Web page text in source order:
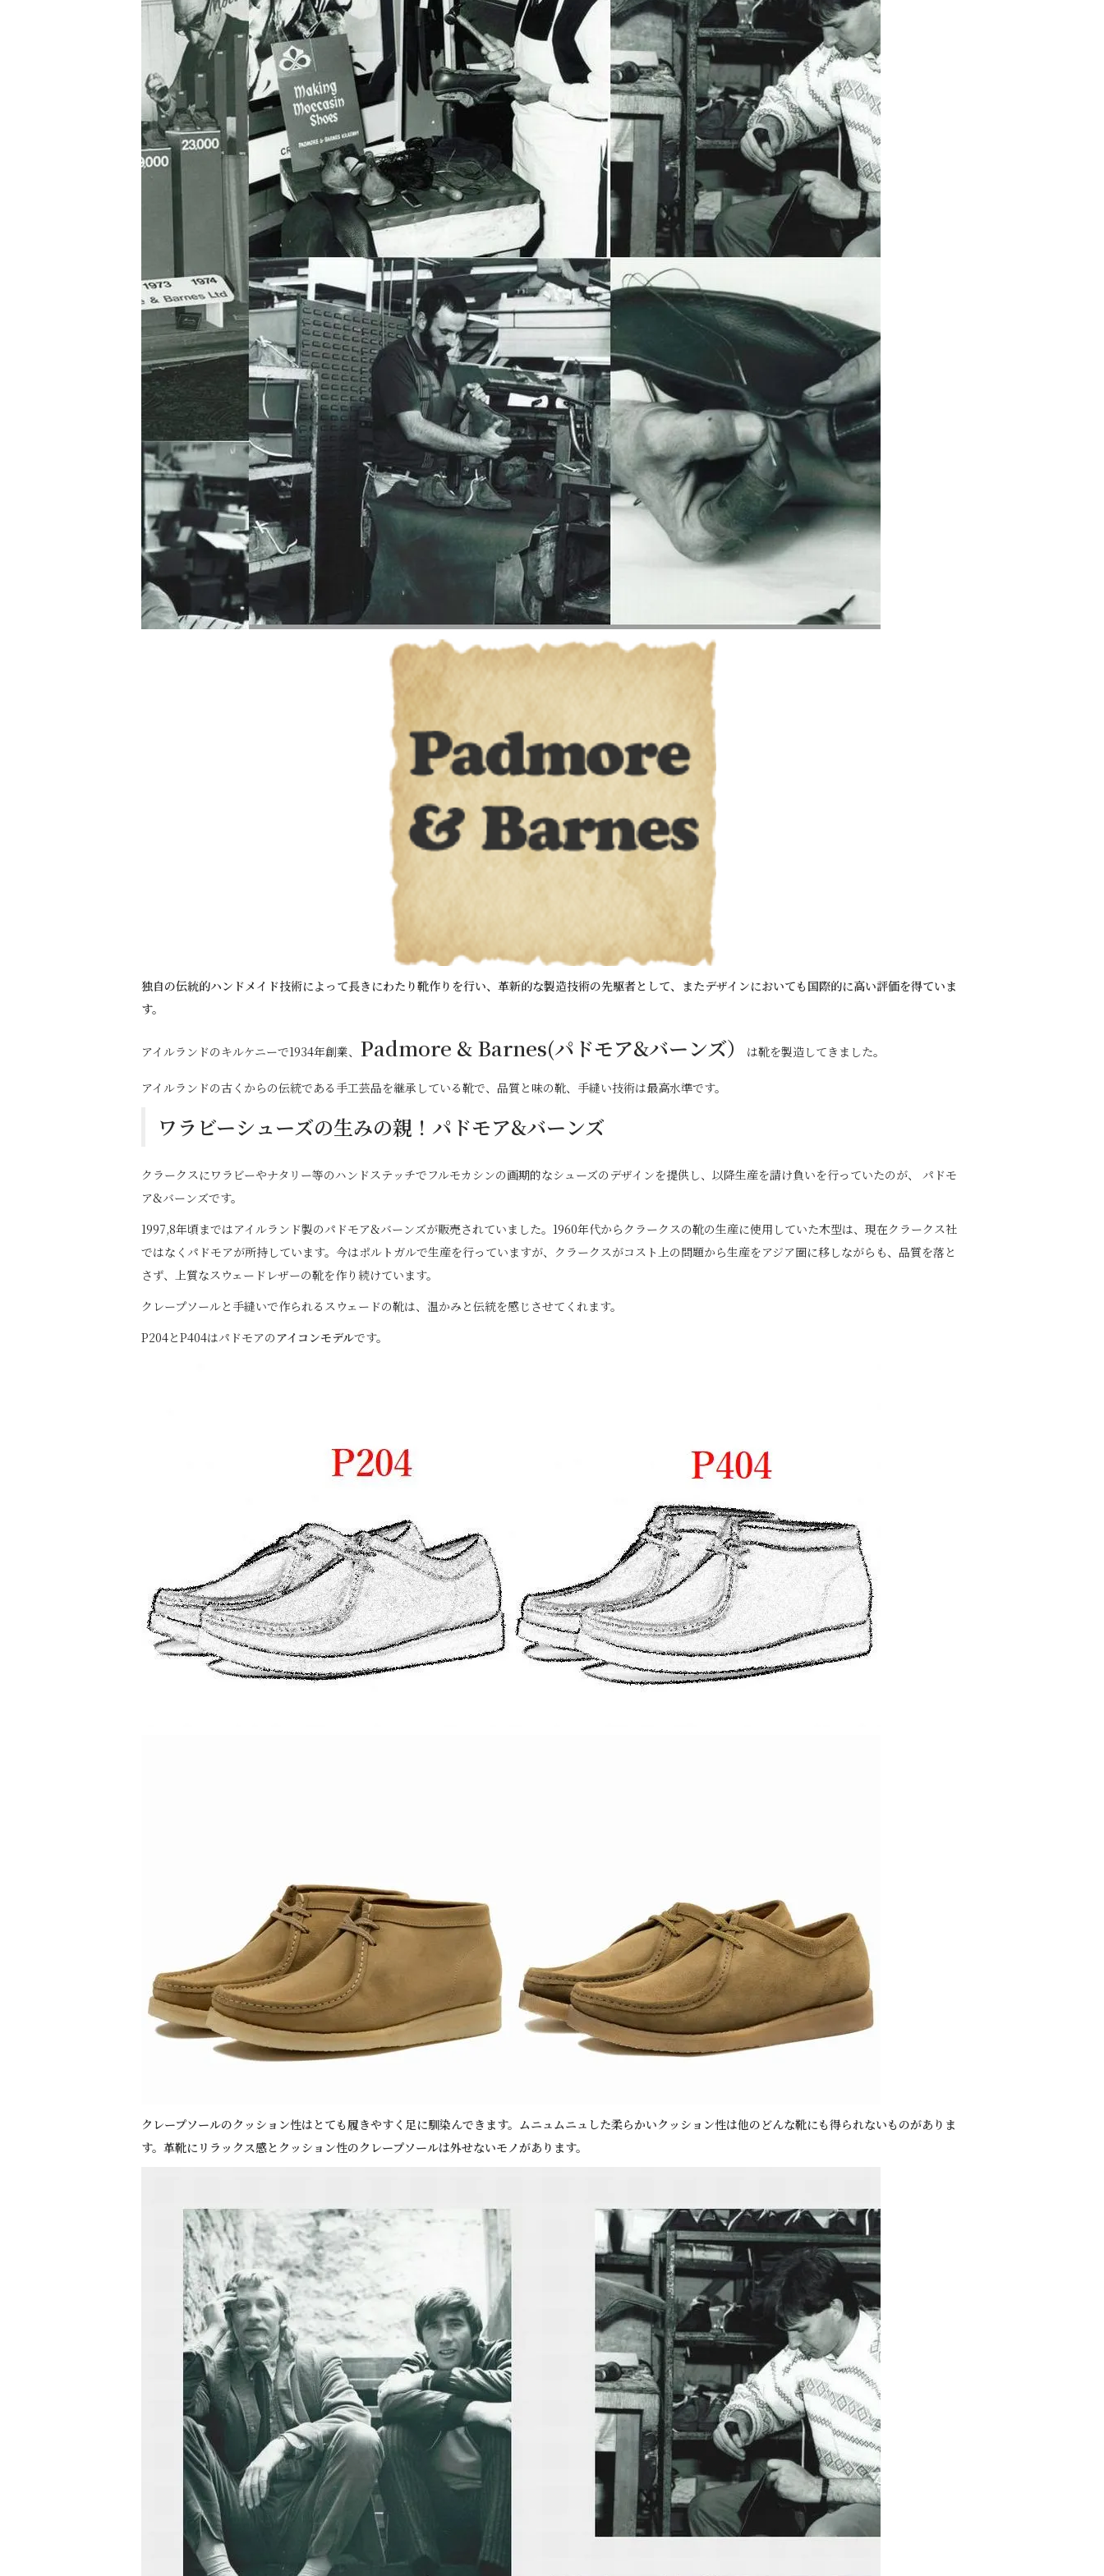
独自の伝統的ハンドメイド技術によって長きにわたり靴作りを行い、革新的な製造技術の先駆者として、またデザインにおいても国際的に高い評価を得ていま
す。
アイルランドのキルケニーで1934年創業、 Padmore & Barnes(パドモア&バーンズ） は靴を製造してきました。
アイルランドの古くからの伝統である手工芸品を継承している靴で、品質と味の靴、手縫い技術は最高水準です。
ワラビーシューズの生みの親！パドモア&バーンズ
クラークスにワラビーやナタリー等のハンドステッチでフルモカシンの画期的なシューズのデザインを提供し、以降生産を請け負いを行っていたのが、 パドモ
ア&バーンズです。
1997,8年頃まではアイルランド製のパドモア&バーンズが販売されていました。1960年代からクラークスの靴の生産に使用していた木型は、現在クラークス社
ではなくパドモアが所持しています。今はポルトガルで生産を行っていますが、クラークスがコスト上の問題から生産をアジア圏に移しながらも、品質を落と
さず、上質なスウェードレザーの靴を作り続けています。
クレープソールと手縫いで作られるスウェードの靴は、温かみと伝統を感じさせてくれます。
P204とP404はパドモアの アイコンモデルです。
クレープソールのクッション性はとても履きやすく足に馴染んできます。ムニュムニュした柔らかいクッション性は他のどんな靴にも得られないものがありま
す。革靴にリラックス感とクッション性のクレープソールは外せないモノがあります。